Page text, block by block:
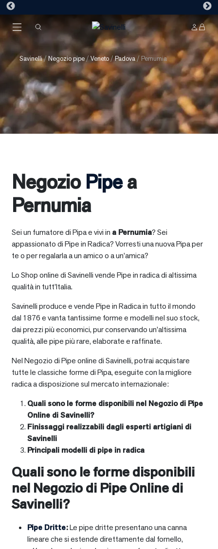
Savinelli/ Negozio pipe/Veneto /Padova / Pernumia
Negozio Pipea
Pernumia
Sei un fumatore di Pipa e vivi in a Pernumia? Sei
appassionato di Pipe in Radica? Vorresti una nuova Pipa per
te o per regalarla a un amico o a un’amica?
Lo Shop online di Savinelli vende Pipe in radica di altissima
qualità in tutt’Italia.
Savinelli produce e vende Pipe in Radica in tutto il mondo
dal 1876 e vanta tantissime forme e modelli nel suo stock,
dai prezzi più economici, pur conservando un’altissima
qualità, alle pipe più rare, elaborate e raffinate.
Nel Negozio di Pipe online di Savinelli, potrai acquistare
tutte le classiche forme di Pipa, eseguite con la migliore
radica a disposizione sul mercato internazionale:
Quali sono le forme disponibili nel Negozio di Pipe
Online di Savinelli?
Finissaggi realizzabili dagli esperti artigiani di
Savinelli
Principali modelli di pipe in radica
Quali sono le forme disponibili
nel Negozio di Pipe Online di
Savinelli?
Pipe Dritte:Le pipe dritte presentano una canna
lineare che si estende direttamente dal fornello,